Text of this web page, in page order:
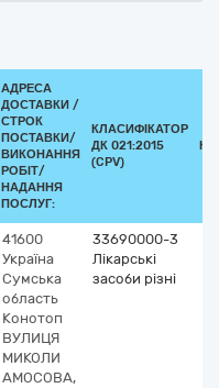
АДРЕСА
ДОСТАВКИ /
СТРОК
ПОСТАВКИ/
ВИКОНАННЯ
РОБІТ/
НАДАННЯ
ПОСЛУГ:
КЛАСИФІКАТОР
ДК 021:2015
(CPV)
41600
Україна
Сумська
область
Конотоп
ВУЛИЦЯ
МИКОЛИ
АМОСОВА,
33690000-3
Лікарські
засоби різні